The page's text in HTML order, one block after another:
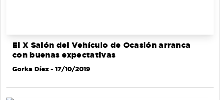
El X Salón del Vehículo de Ocasión arranca
con buenas expectativas
Gorka Díez - 17/10/2019